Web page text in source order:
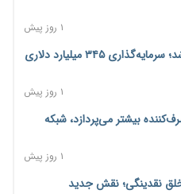
۱ روز پیش
جنگ کریدورها وارد فاز جدید شد؛ سرمایه‌گذاری ۳۴۵ میلیارد دلاری
۱ روز پیش
بیشتر می‌پردازد، شبکه
۱ روز پیش
نقدینگی؛ نقش جدید